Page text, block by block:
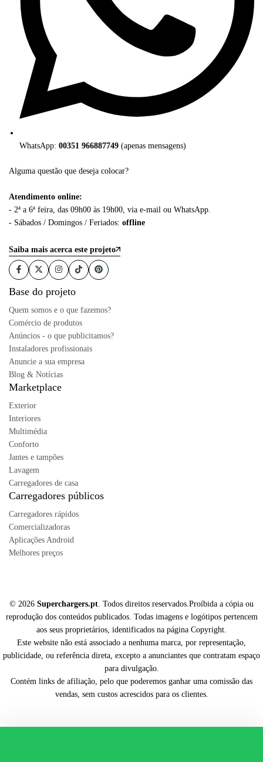
WhatsApp:00351 966887749 (apenas mensagens)
Alguma questão que deseja colocar?
Atendimento online:
- 2ª a 6ª feira, das 09h00 às 19h00, via e-mail ou WhatsApp.
- Sábados / Domingos / Feriados: offline
Saiba mais acerca este projeto
Base do projeto
Quem somos e o que fazemos?
Comércio de produtos
Anúncios - o que publicitamos?
Instaladores profissionais
Anuncie a sua empresa
Blog & Notícias
Marketplace
Exterior
Interiores
Multimédia
Conforto
Jantes e tampões
Lavagem
Carregadores de casa
Carregadores públicos
Carregadores rápidos
Comercializadoras
Aplicações Android
Melhores preços
© 2026 Superchargers.pt . Todos direitos reservados.Proíbida a cópia ou
reprodução dos conteúdos publicados. Todas imagens e logótipos pertencem
aos seus proprietários, identificados na página Copyright.
Este website não está associado a nenhuma marca, por representação,
publicidade, ou referência direta, excepto a anunciantes que contratam espaço
para divulgação.
Contém links de afiliação, pelo que poderemos ganhar uma comissão das
vendas, sem custos acrescidos para os clientes.